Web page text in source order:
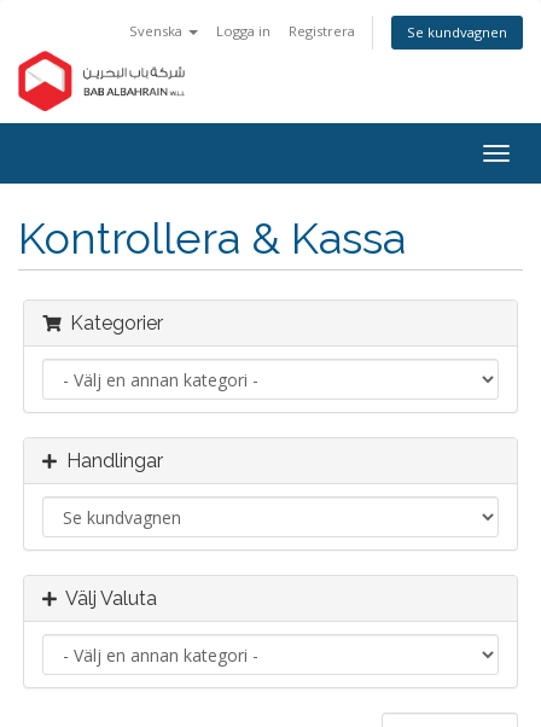
Svenska Logga in Registrera Se kundvagnen
Kontrollera & Kassa
Kategorier
Handlingar
Välj Valuta